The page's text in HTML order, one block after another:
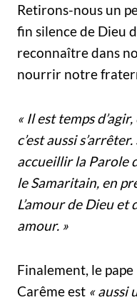
Retirons-nous un
fin silence de Dieu
reconnaître dans
nourrir notre
« Il est temps
c’est aussi
accueillir la Parole
le Samaritain, en
L’amour de Dieu
amour. »
Finalement, le
Carême est « aussi